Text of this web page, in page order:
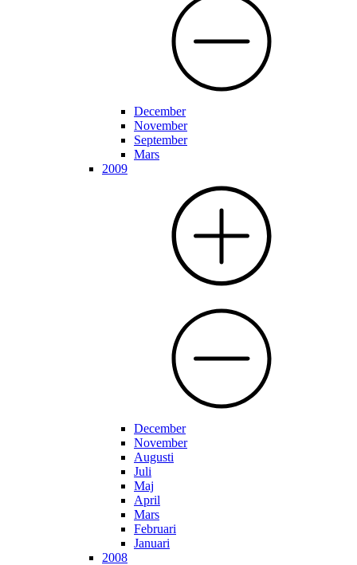
December
November
September
Mars
2009
December
November
Augusti
Juli
Maj
April
Mars
Februari
Januari
2008